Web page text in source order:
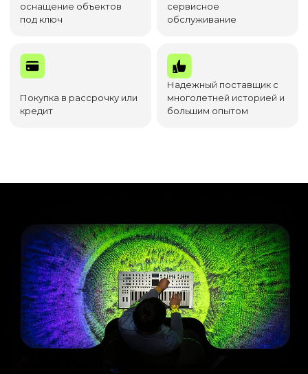
оснащение объектов
под ключ
сервисное
обслуживание
Покупка в рассрочку или
кредит
Надежный поставщик с
многолетней историей и
большим опытом